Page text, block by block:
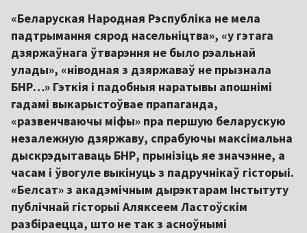
«Беларуская Народная Рэспубліка не мела
падтрымання сярод насельніцтва», «у гэтага
дзяржаўнага ўтварэння не было рэальнай
улады», «ніводная з дзяржаваў не прызнала
БНР…» Гэткія і падобныя наратывы апошнімі
гадамі выкарыстоўвае прапаганда,
«развенчваючы міфы» пра першую беларускую
незалежную дзяржаву, спрабуючы максімальна
дыскрэдытаваць БНР, прынізіць яе значэнне, а
часам і ўвогуле выкінуць з падручнікаў гісторыі.
«Белсат» з акадэмічным дырэктарам Інстытуту
публічнай гісторыі Аляксеем Ластоўскім
разбіраецца, што не так з асноўнымі